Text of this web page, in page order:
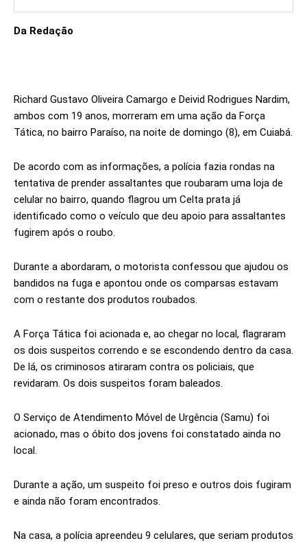
Da Redação
Richard Gustavo Oliveira Camargo e Deivid Rodrigues Nardim,
ambos com 19 anos, morreram em uma ação da Força
Tática, no bairro Paraíso, na noite de domingo (8), em Cuiabá.
De acordo com as informações, a polícia fazia rondas na
tentativa de prender assaltantes que roubaram uma loja de
celular no bairro, quando flagrou um Celta prata já
identificado como o veículo que deu apoio para assaltantes
fugirem após o roubo.
Durante a abordaram, o motorista confessou que ajudou os
bandidos na fuga e apontou onde os comparsas estavam
com o restante dos produtos roubados.
A Força Tática foi acionada e, ao chegar no local, flagraram
os dois suspeitos correndo e se escondendo dentro da casa.
De lá, os criminosos atiraram contra os policiais, que
revidaram. Os dois suspeitos foram baleados.
O Serviço de Atendimento Móvel de Urgência (Samu) foi
acionado, mas o óbito dos jovens foi constatado ainda no
local.
Durante a ação, um suspeito foi preso e outros dois fugiram
e ainda não foram encontrados.
Na casa, a polícia apreendeu 9 celulares, que seriam produtos